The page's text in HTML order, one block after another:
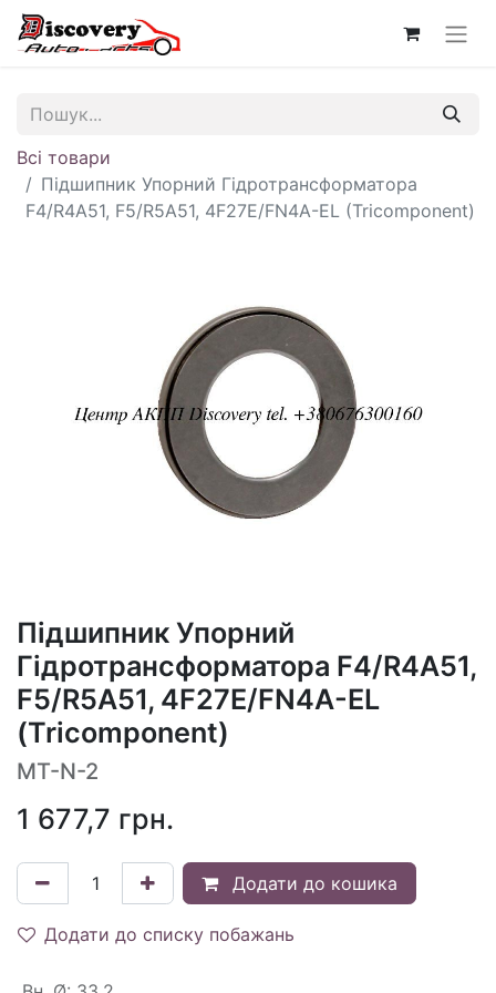
Всі товари
Підшипник Упорний Гідротрансформатора
F4/R4A51, F5/R5A51, 4F27E/FN4A-EL (Tricomponent)
Підшипник Упорний
Гідротрансформатора F4/R4A51,
F5/R5A51, 4F27E/FN4A-EL
(Tricomponent)
MT-N-2
1 677,7 грн.
Додати до кошика
Додати до списку побажань